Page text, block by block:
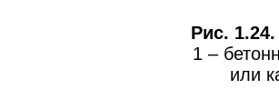
Рис. 1.24.
1 –
или